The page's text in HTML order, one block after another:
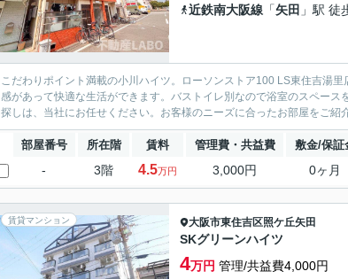
近鉄南大阪線 「矢田 」駅 徒
こだわりポイント満載の小川ハイツ。ローソンストア100 LS東住吉湯
感があって快適な生活ができます。バストイレ別なので浴室のスペー
探しは、当社にお任せください。お客様のニーズに合ったお部屋をご紹
部屋番号 所在階 賃料 管理費・共益費 敷金/保証
- 3階 4.5万円 3,000円 0ヶ月
賃貸マンション 大阪市東住吉区照ケ丘矢田
SKグリーンハイツ
4万円 管理/共益費4,000円